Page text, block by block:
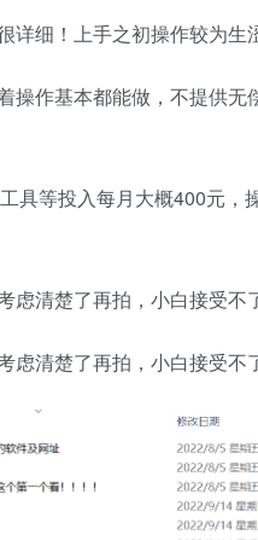
详细！上手之初操作较为生
操作基本都能做，不提供
具等投入每月大概400元
虑清楚了再拍，小白接受不
虑清楚了再拍，小白接受不